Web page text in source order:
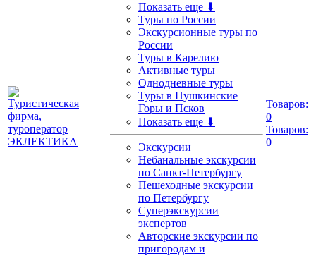
Показать еще ⬇
Туры по России
Экскурсионные туры по
России
Туры в Карелию
Активные туры
Однодневные туры
Туры в Пушкинские
Горы и Псков
Показать еще ⬇
Экскурсии
Небанальные экскурсии
по Санкт-Петербургу
Пешеходные экскурсии
по Петербургу
Суперэкскурсии
экспертов
Авторские экскурсии по
пригородам и
Товаров:
0
Товаров:
0